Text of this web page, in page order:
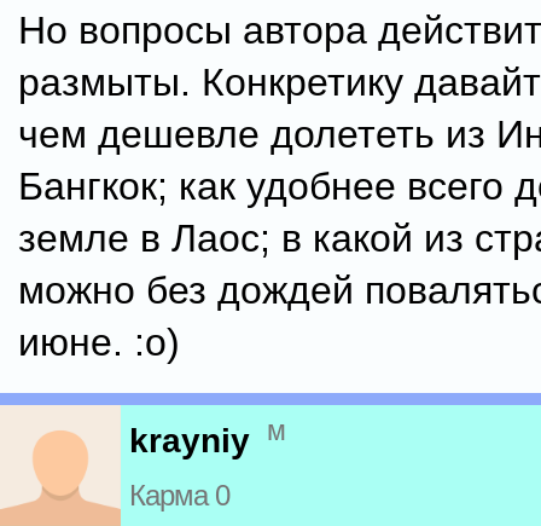
Но вопросы автора
размыты. Конкретику
чем дешевле долететь из
Бангкок; как удобнее всего
земле в Лаос; в какой из
можно без дождей
июне. :о)
krayniy м
Карма 0